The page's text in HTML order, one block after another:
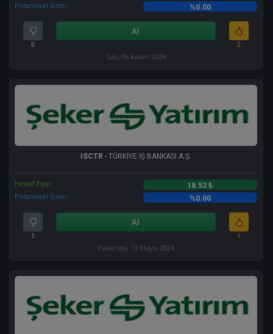
Potansiyel Getiri %0.00
0
Al
2
Salı, 05 Kasım 2024
ISCTR - TÜRKİYE İŞ BANKASI A.Ş.
Hedef Fiyat 18.52 ₺
Potansiyel Getiri %0.00
1
Al
1
Pazartesi, 13 Mayıs 2024